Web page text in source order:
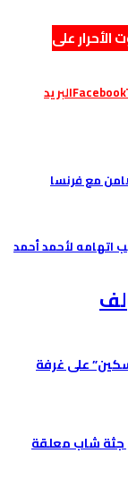
Facebookالبريد
مع فرنسا
اتهامه لأحمد أحمد
على غرفة
جثة شاب معلقة